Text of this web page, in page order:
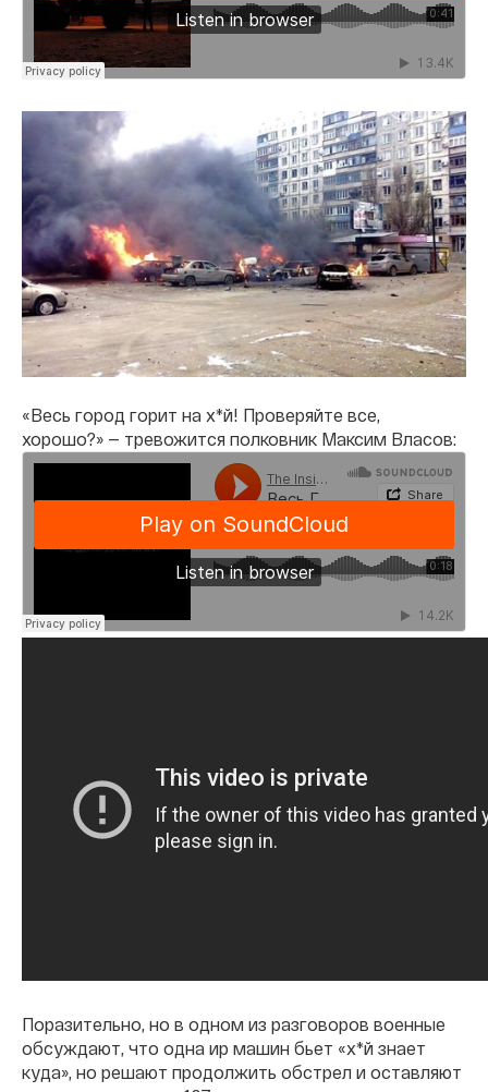
«Весь город горит на х*й! Проверяйте все,
хорошо?» — тревожится полковник Максим Власов:
Поразительно, но в одном из разговоров военные
обсуждают, что одна иp машин бьет «х*й знает
куда», но решают продолжить обстрел и оставляют